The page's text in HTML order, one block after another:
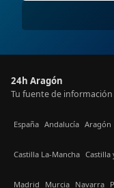
24h Aragón
Tu fuente de
España Andalucía Aragón
Castilla La-Mancha Castilla
Madrid Murcia Navarra